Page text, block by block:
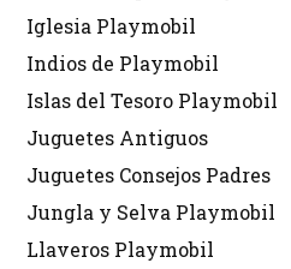
Iglesia Playmobil
Indios de Playmobil
Islas del Tesoro Playmobil
Juguetes Antiguos
Juguetes Consejos Padres
Jungla y Selva Playmobil
Llaveros Playmobil